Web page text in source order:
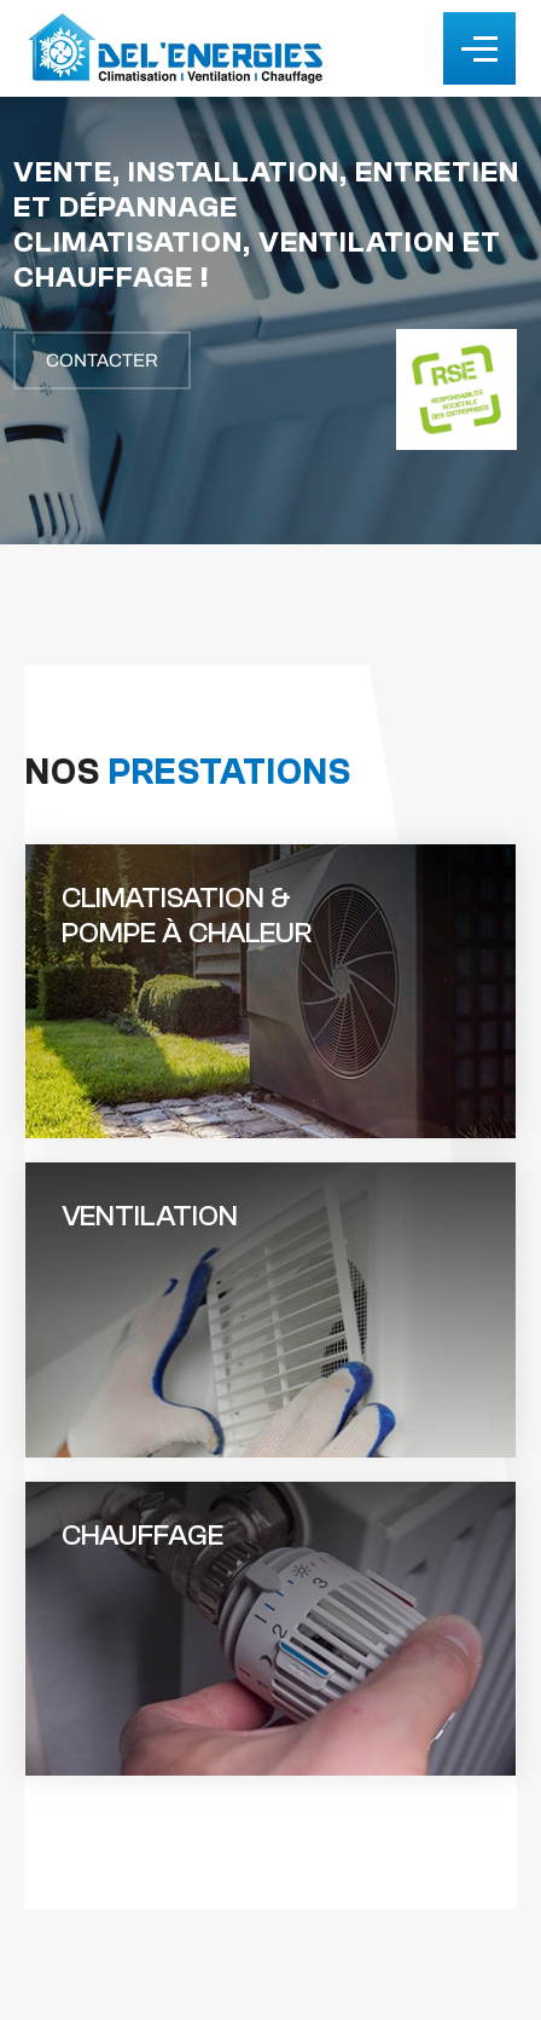
VENTE, INSTALLATION, ENTRETIEN
ET DÉPANNAGE
CLIMATISATION, VENTILATION ET
CHAUFFAGE !
CONTACTER
NOS PRESTATIONS
CLIMATISATION &
POMPE À CHALEUR
VENTILATION
CHAUFFAGE